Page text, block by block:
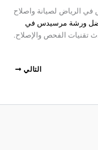
الرياض لصيانة واصلاح
ورشة مرسيدس في
تقنيات الفحص والإصلاح.
التالي